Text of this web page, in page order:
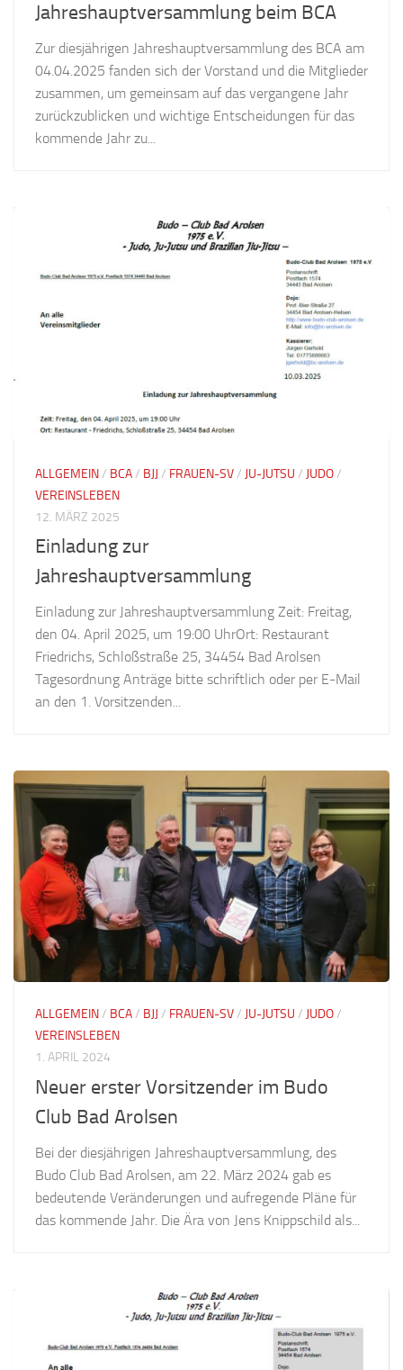
Jahreshauptversammlung beim BCA
Zur diesjährigen Jahreshauptversammlung des BCA am
04.04.2025 fanden sich der Vorstand und die Mitglieder
zusammen, um gemeinsam auf das vergangene Jahr
zurückzublicken und wichtige Entscheidungen für das
kommende Jahr zu...
ALLGEMEIN/ BCA/ BJJ / FRAUEN-SV/ JU-JUTSU / JUDO/
VEREINSLEBEN
12. MÄRZ 2025
Einladung zur
Jahreshauptversammlung
Einladung zur Jahreshauptversammlung Zeit: Freitag,
den 04. April 2025, um 19:00 UhrOrt: Restaurant
Friedrichs, Schloßstraße 25, 34454 Bad Arolsen
Tagesordnung Anträge bitte schriftlich oder per E-Mail
an den 1. Vorsitzenden...
ALLGEMEIN/ BCA/ BJJ / FRAUEN-SV/ JU-JUTSU / JUDO/
VEREINSLEBEN
1. APRIL 2024
Neuer erster Vorsitzender im Budo
Club Bad Arolsen
Bei der diesjährigen Jahreshauptversammlung, des
Budo Club Bad Arolsen, am 22. März 2024 gab es
bedeutende Veränderungen und aufregende Pläne für
das kommende Jahr. Die Ära von Jens Knippschild als...